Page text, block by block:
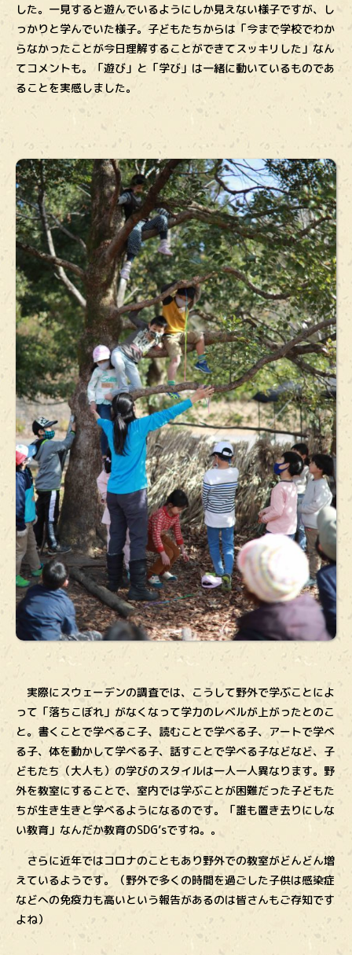
した。一見すると遊んでいるようにしか見えない様子ですが、し
っかりと学んでいた様子。子どもたちからは「今まで学校でわか
らなかったことが今日理解することができてスッキリした」なん
てコメントも。「遊び」と「学び」は一緒に動いているものであ
ることを実感しました。
実際にスウェーデンの調査では、こうして野外で学ぶことによ
って「落ちこぼれ」がなくなって学力のレベルが上がったとのこ
と。書くことで学べるこ子、読むことで学べる子、アートで学べ
る子、体を動かして学べる子、話すことで学べる子などなど、子
どもたち（大人も）の学びのスタイルは一人一人異なります。野
外を教室にすることで、室内では学ぶことが困難だった子どもた
ちが生き生きと学べるようになるのです。「誰も置き去りにしな
い教育」なんだか教育のSDG’sですね。。
さらに近年ではコロナのこともあり野外での教室がどんどん増
えているようです。（野外で多くの時間を過ごした子供は感染症
などへの免疫力も高いという報告があるのは皆さんもご存知です
よね）